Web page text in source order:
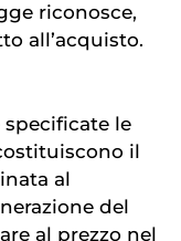
riconosce,
all’acquisto.
le
il
al
del
al prezzo nel